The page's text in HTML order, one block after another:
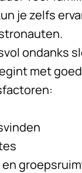
je zelfs
ondanks
met